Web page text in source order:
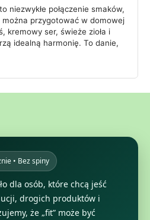
niezwykłe połączenie smaków,
przygotować w domowej
kremowy ser, świeże zioła i
idealną harmonię. To danie,
• Bez spiny
dla osób, które chcą jeść
drogich produktów i
że „fit” może być